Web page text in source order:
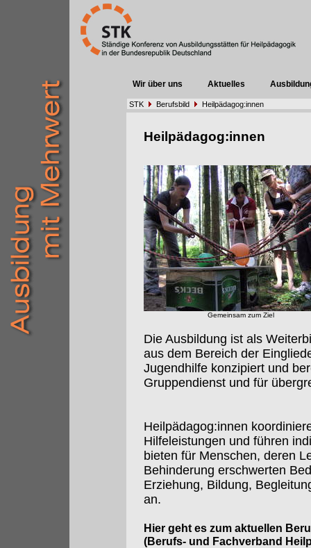
Wir über uns Aktuelles
STK Berufsbild Heilpädagog:innen
Heilpädagog:innen
Gemeinsam zum Ziel
Die Ausbildung ist als
aus dem Bereich der
Jugendhilfe konzipiert und
Gruppendienst und für
Heilpädagog:innen
Hilfeleistungen und führen
bieten für Menschen, deren
Behinderung erschwerten
Erziehung, Bildung,
an.
Hier geht es zum aktuellen
(Berufs- und Fachverband